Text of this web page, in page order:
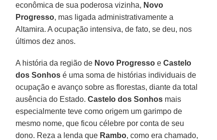
econômica de sua poderosa vizinha, Novo
Progresso, mas ligada administrativamente a
Altamira. A ocupação intensiva, de fato, se deu, nos
últimos dez anos.
A história da região de Novo Progresso eCastelo
dos Sonhos é uma soma de histórias individuais de
ocupação e avanço sobre as florestas, diante da total
ausência do Estado.Castelo dos Sonhos mais
especialmente teve como origem um garimpo de
mesmo nome, que ficou célebre por conta de seu
dono. Reza a lenda que Rambo, como era chamado,